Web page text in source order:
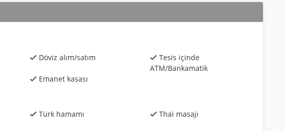
Döviz alım/satım
Tesis içinde
ATM/Bankamatik
Emanet kasası
Türk hamamı
Thai masajı